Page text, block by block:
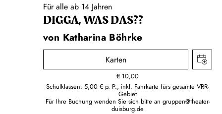
Für alle ab 14 Jahren
DIGGA, WAS DAS??
von Katharina Böhrke
Karten
€ 10,00
Schulklassen: 5,00 € p. P., inkl. Fahrkarte fürs gesamte VRR-
Gebiet
Für Ihre Buchung wenden Sie sich bitte an gruppen@theater-
duisburg.de